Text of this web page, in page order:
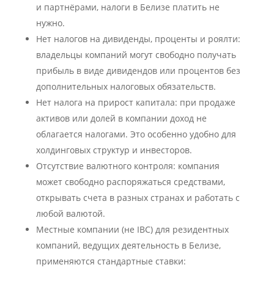
и партнёрами, налоги в Белизе платить не
нужно.
Нет налогов на дивиденды, проценты и роялти:
владельцы компаний могут свободно получать
прибыль в виде дивидендов или процентов без
дополнительных налоговых обязательств.
Нет налога на прирост капитала: при продаже
активов или долей в компании доход не
облагается налогами. Это особенно удобно для
холдинговых структур и инвесторов.
Отсутствие валютного контроля: компания
может свободно распоряжаться средствами,
открывать счета в разных странах и работать с
любой валютой.
Местные компании (не IBC) для резидентных
компаний, ведущих деятельность в Белизе,
применяются стандартные ставки: